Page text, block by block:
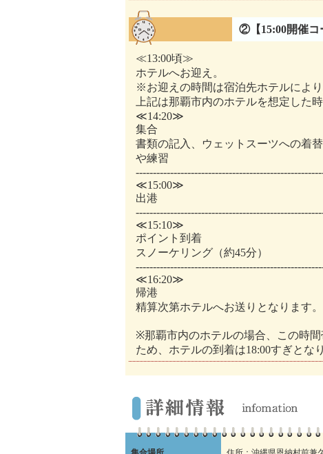
②【15:00開催コ
≪13:00頃≫
ホテルへお迎え。
※お迎えの時間は宿泊先ホテルにより
上記は那覇市内のホテルを想定した時
≪14:20≫
集合
書類の記入、ウェットスーツへの着
や練習
≪15:00≫
出港
≪15:10≫
ポイント到着
スノーケリング（約45分）
≪16:20≫
帰港
精算次第ホテルへお送りとなります。
※那覇市内のホテルの場合、この時
ため、ホテルの到着は18:00すぎとな